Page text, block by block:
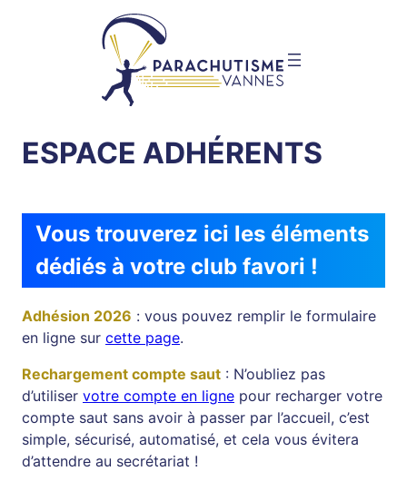
ESPACE ADHÉRENTS
Vous trouverez ici les éléments
dédiés à votre club favori !
Adhésion 2026 : vous pouvez remplir le formulaire
en ligne sur cette page.
Rechargement compte saut : N’oubliez pas
d’utiliser votre compte en ligne pour recharger votre
compte saut sans avoir à passer par l’accueil, c’est
simple, sécurisé, automatisé, et cela vous évitera
d’attendre au secrétariat !